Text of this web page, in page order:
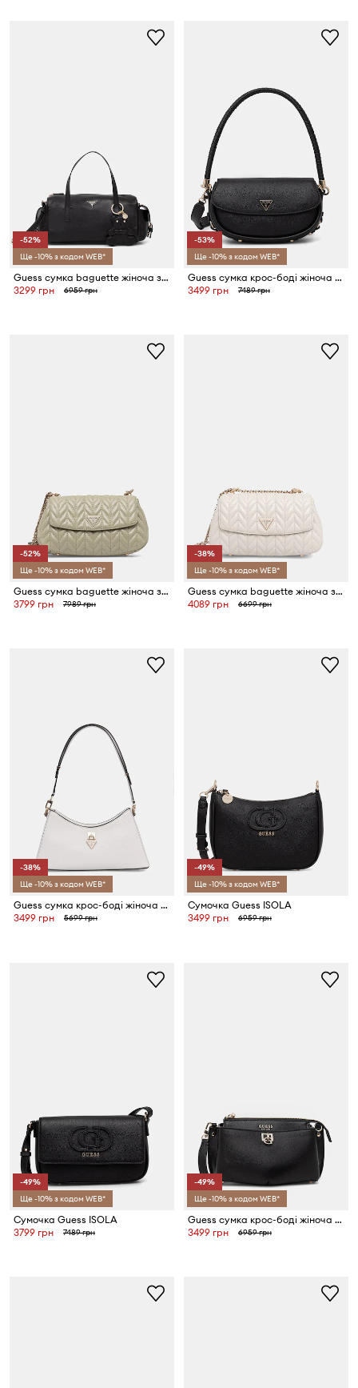
-52%
Ще -10% з кодом WEB*
Guess сумка baguette жіноча зі штучної шкіри KASSIE
3299 грн
6959 грн
-53%
Ще -10% з кодом WEB*
Guess сумка крос-боді жіноча зі штучної шкіри DANYA
3499 грн
7489 грн
-52%
Ще -10% з кодом WEB*
Guess сумка baguette жіноча зі штучної шкіри CHERYL
3799 грн
7989 грн
-38%
Ще -10% з кодом WEB*
Guess сумка baguette жіноча зі штучної шкіри CHERYL
4089 грн
6699 грн
-38%
Ще -10% з кодом WEB*
Guess сумка крос-боді жіноча зі штучної шкіри PATSIE
3499 грн
5699 грн
-49%
Ще -10% з кодом WEB*
Сумочка Guess ISOLA
3499 грн
6959 грн
-49%
Ще -10% з кодом WEB*
Сумочка Guess ISOLA
3799 грн
7489 грн
-49%
Ще -10% з кодом WEB*
Guess сумка крос-боді жіноча зі штучної шкіри BIANCA
3499 грн
6959 грн